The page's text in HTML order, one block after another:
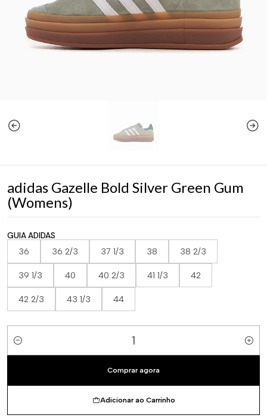
adidas Gazelle Bold Silver Green Gum
(Womens)
GUIA ADIDAS
36 36 2/3 37 1/3 38 38 2/3
39 1/3 40 40 2/3 41 1/3 42
42 2/3 43 1/3 44
Quantidade
Adicionar ao Carrinho
Comprar agora